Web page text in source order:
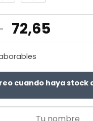
El
precio
original
era:
99,99 €.
72,65
es:
cuando haya stock